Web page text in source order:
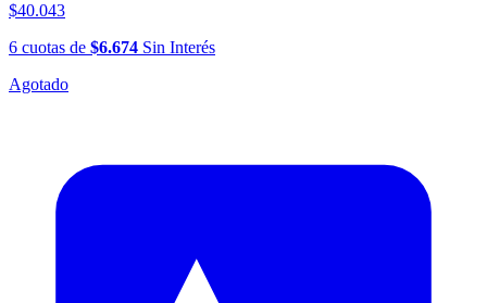
$40.043
6 cuotas de $6.674 Sin Interés
Agotado